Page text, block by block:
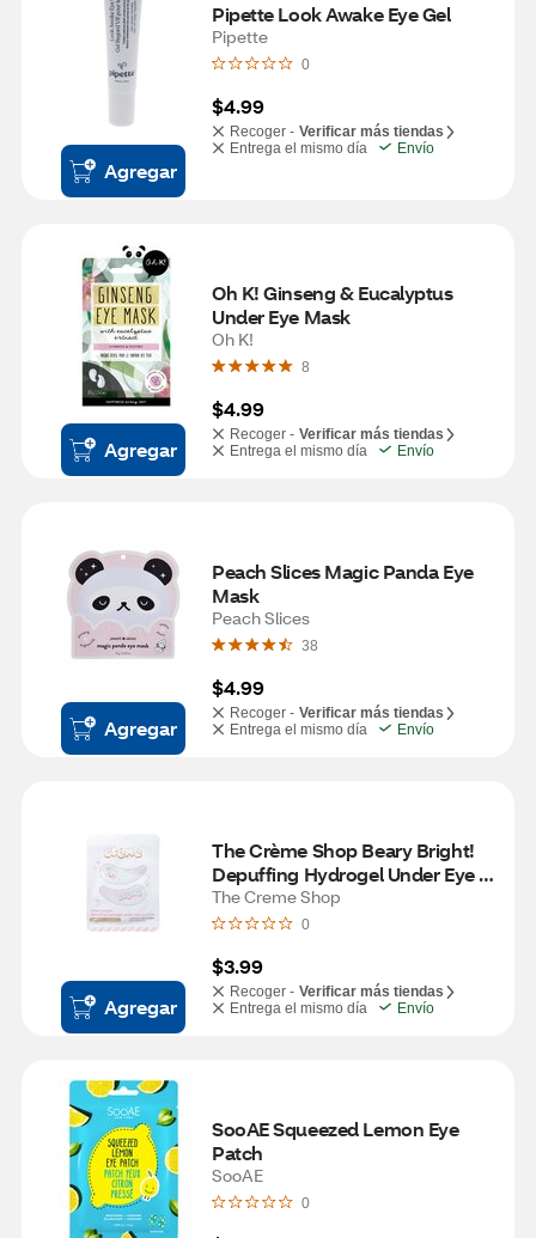
Agregar
Pipette Look Awake Eye Gel
Pipette
0
$4.99
Recoger - Verificar más tiendas
Entrega el mismo día
Envío
Agregar
Oh K! Ginseng & Eucalyptus
Under Eye Mask
Oh K!
8
$4.99
Recoger - Verificar más tiendas
Entrega el mismo día
Envío
Agregar
Peach Slices Magic Panda Eye
Mask
Peach Slices
38
$4.99
Recoger - Verificar más tiendas
Entrega el mismo día
Envío
Agregar
The Crème Shop Beary Bright!
Depuffing Hydrogel Under Eye
Patches Caffeine + Vitamin C
The Creme Shop
0
$3.99
Recoger - Verificar más tiendas
Entrega el mismo día
Envío
SooAE Squeezed Lemon Eye
Patch
SooAE
0